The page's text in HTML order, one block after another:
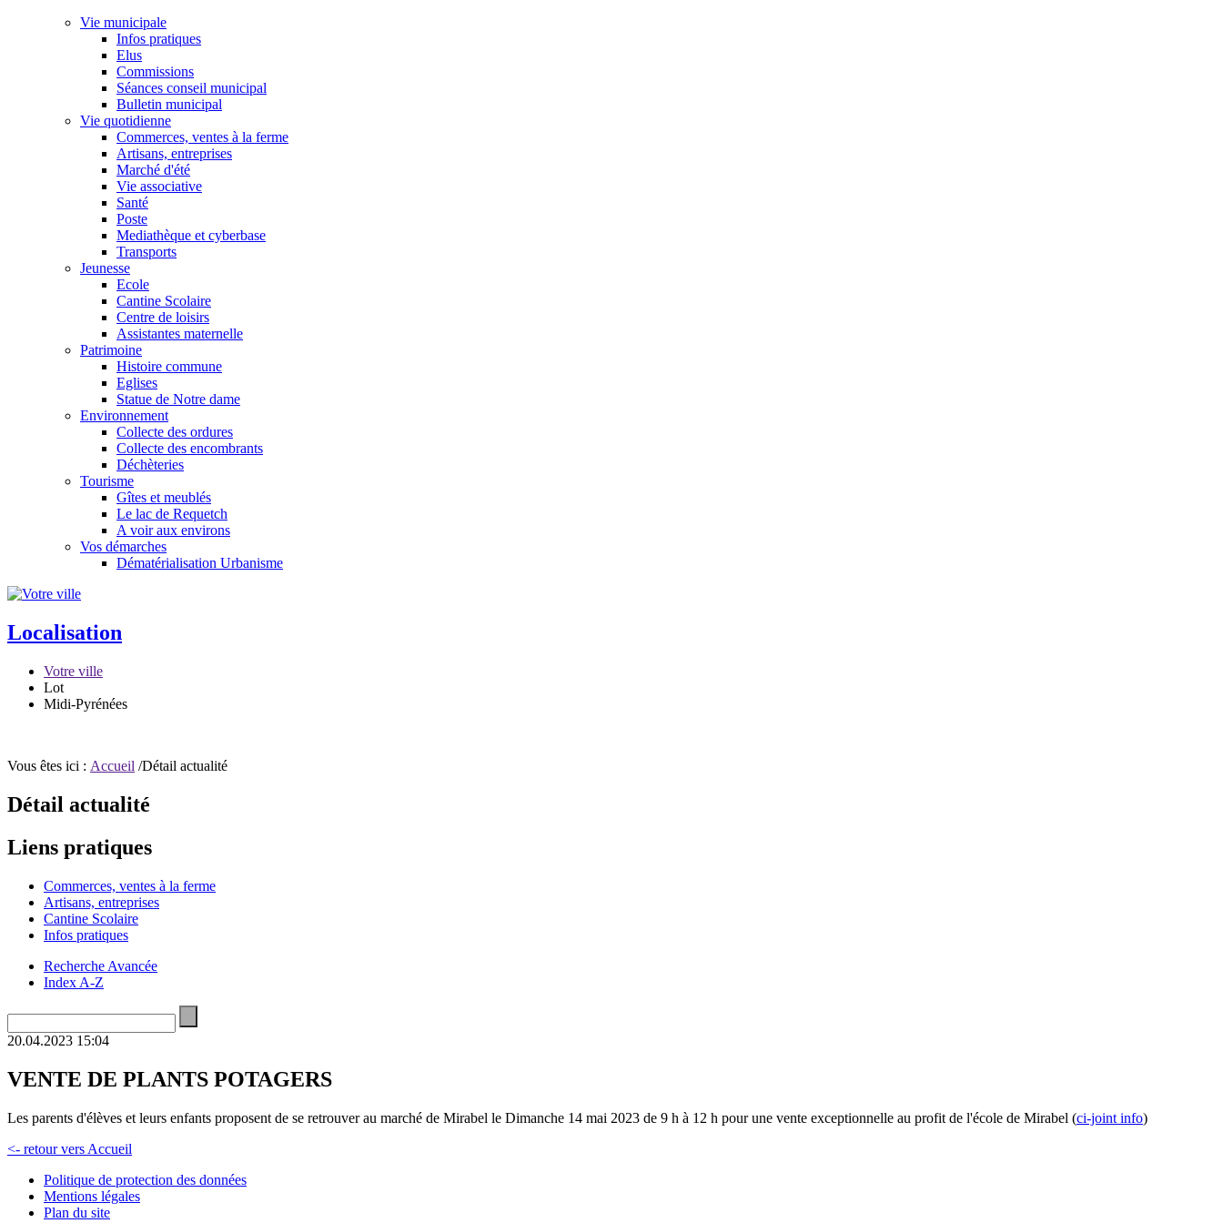
Vie municipale
Infos pratiques
Elus
Commissions
Séances conseil municipal
Bulletin municipal
Vie quotidienne
Commerces, ventes à la ferme
Artisans, entreprises
Marché d'été
Vie associative
Santé
Poste
Mediathèque et cyberbase
Transports
Jeunesse
Ecole
Cantine Scolaire
Centre de loisirs
Assistantes maternelle
Patrimoine
Histoire commune
Eglises
Statue de Notre dame
Environnement
Collecte des ordures
Collecte des encombrants
Déchèteries
Tourisme
Gîtes et meublés
Le lac de Requetch
A voir aux environs
Vos démarches
Dématérialisation Urbanisme
Localisation
Votre ville
Lot
Midi-Pyrénées
Vous êtes ici : Accueil /Détail actualité
Détail actualité
Liens pratiques
Commerces, ventes à la ferme
Artisans, entreprises
Cantine Scolaire
Infos pratiques
Recherche Avancée
Index A-Z
20.04.2023 15:04
VENTE DE PLANTS POTAGERS
Les parents d'élèves et leurs enfants proposent de se retrouver au marché de Mirabel le Dimanche 14 mai 2023 de 9 h à 12 h pour une vente exceptionnelle au profit de l'école de Mirabel (ci-joint info)
<- retour vers Accueil
Politique de protection des données
Mentions légales
Plan du site